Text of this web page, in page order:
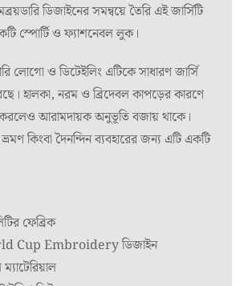
ডিজাইনের সমন্বয়ে তৈরি এই জার্সিটি
স্পোর্টি ও ফ্যাশনেবল লুক।
লোগো ও ডিটেইলিং এটিকে সাধারণ জার্সি
হালকা, নরম ও ব্রিদেবল কাপড়ের কারণে
করলেও আরামদায়ক অনুভূতি বজায় থাকে।
কিংবা দৈনন্দিন ব্যবহারের জন্য এটি একটি
ফেব্রিক
Cup Embroidery ডিজাইন